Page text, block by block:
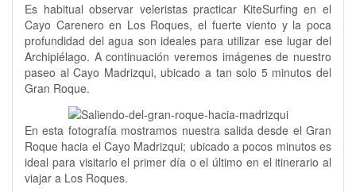
Es habitual observar veleristas practicar KiteSurfing en el
Cayo Carenero en Los Roques, el fuerte viento y la poca
profundidad del agua son ideales para utilizar ese lugar del
Archipiélago. A continuación veremos imágenes de nuestro
paseo al Cayo Madrizqui, ubicado a tan solo 5 minutos del
Gran Roque.
En esta fotografía mostramos nuestra salida desde el Gran
Roque hacia el Cayo Madrizqui; ubicado a pocos minutos es
ideal para visitarlo el primer día o el último en el itinerario al
viajar a Los Roques.